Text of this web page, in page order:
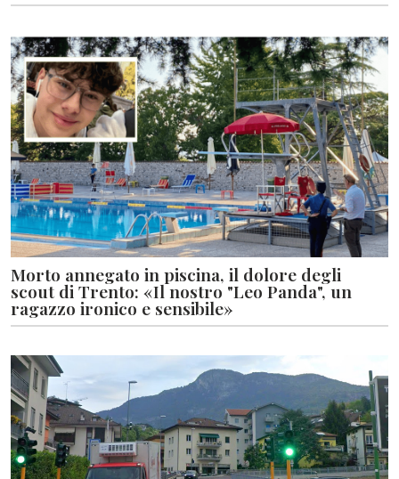
Morto annegato in piscina, il dolore degli
scout di Trento: «Il nostro "Leo Panda", un
ragazzo ironico e sensibile»